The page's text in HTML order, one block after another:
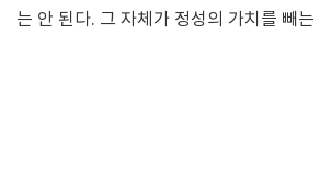
는 안 된다. 그 자체가 정성의 가치를 빼는